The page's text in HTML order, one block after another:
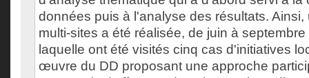
données puis à l'analyse des résultats.
multi-sites a été réalisée, de juin à
laquelle ont été visités cinq cas d'initiatives
œuvre du DD proposant une approche